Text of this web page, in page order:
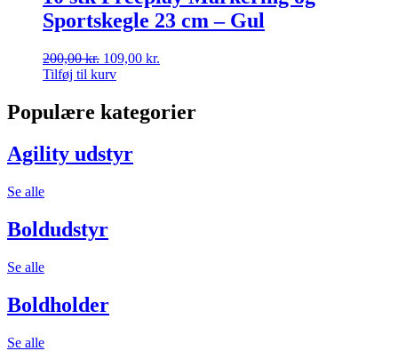
Sportskegle 23 cm – Gul
200,00kr. Den
oprindelige
var:
200,00 kr..
109,00 kr.
er:
109,00 kr..
Tilføj til kurv
Populære kategorier
Agility udstyr
Se alle
Boldudstyr
Se alle
Boldholder
Se alle